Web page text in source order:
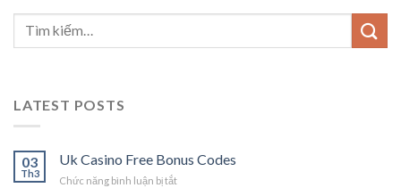
LATEST POSTS
03
Th3
Uk Casino Free Bonus Codes
Chức năng bình luận bị tắtở